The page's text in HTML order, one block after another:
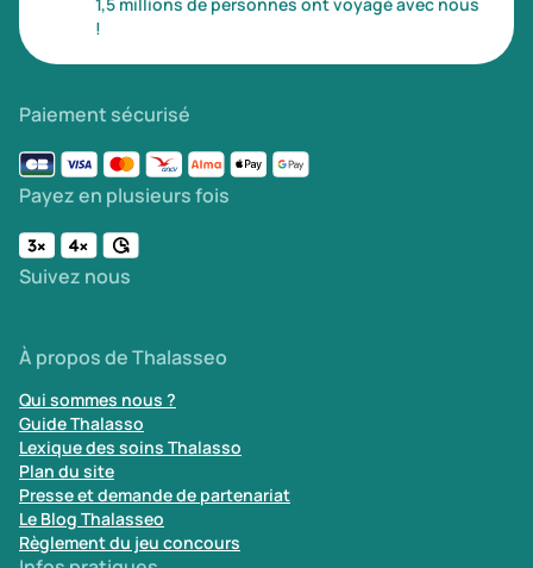
!
Paiement sécurisé
Payez en plusieurs fois
Suivez nous
À propos de Thalasseo
Qui sommes nous ?
Guide Thalasso
Lexique des soins Thalasso
Plan du site
Presse et demande de partenariat
Le Blog Thalasseo
Règlement du jeu concours